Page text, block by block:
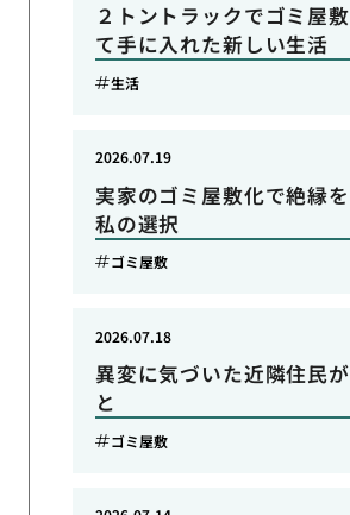
２トントラックでゴミ屋
て手に入れた新しい生活
生活
実家のゴミ屋敷化で絶縁
私の選択
2026.07.19
ゴミ屋敷
異変に気づいた近隣住民
と
2026.07.18
ゴミ屋敷